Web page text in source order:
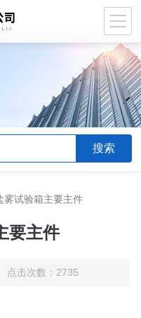
雾试验箱主要主件
要主件
击次数：2735